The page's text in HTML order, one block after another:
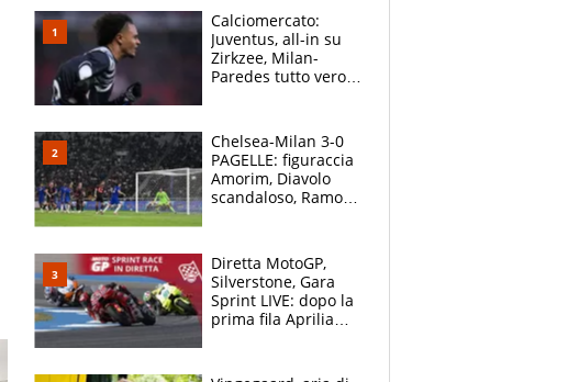
Calciomercato:
Juventus, all-in su
Zirkzee, Milan-
Paredes tutto vero,
Chelsea-Milan 3-0
PAGELLE: figuraccia
Amorim, Diavolo
scandaloso, Ramos
Diretta MotoGP,
Silverstone, Gara
Sprint LIVE: dopo la
prima fila Aprilia